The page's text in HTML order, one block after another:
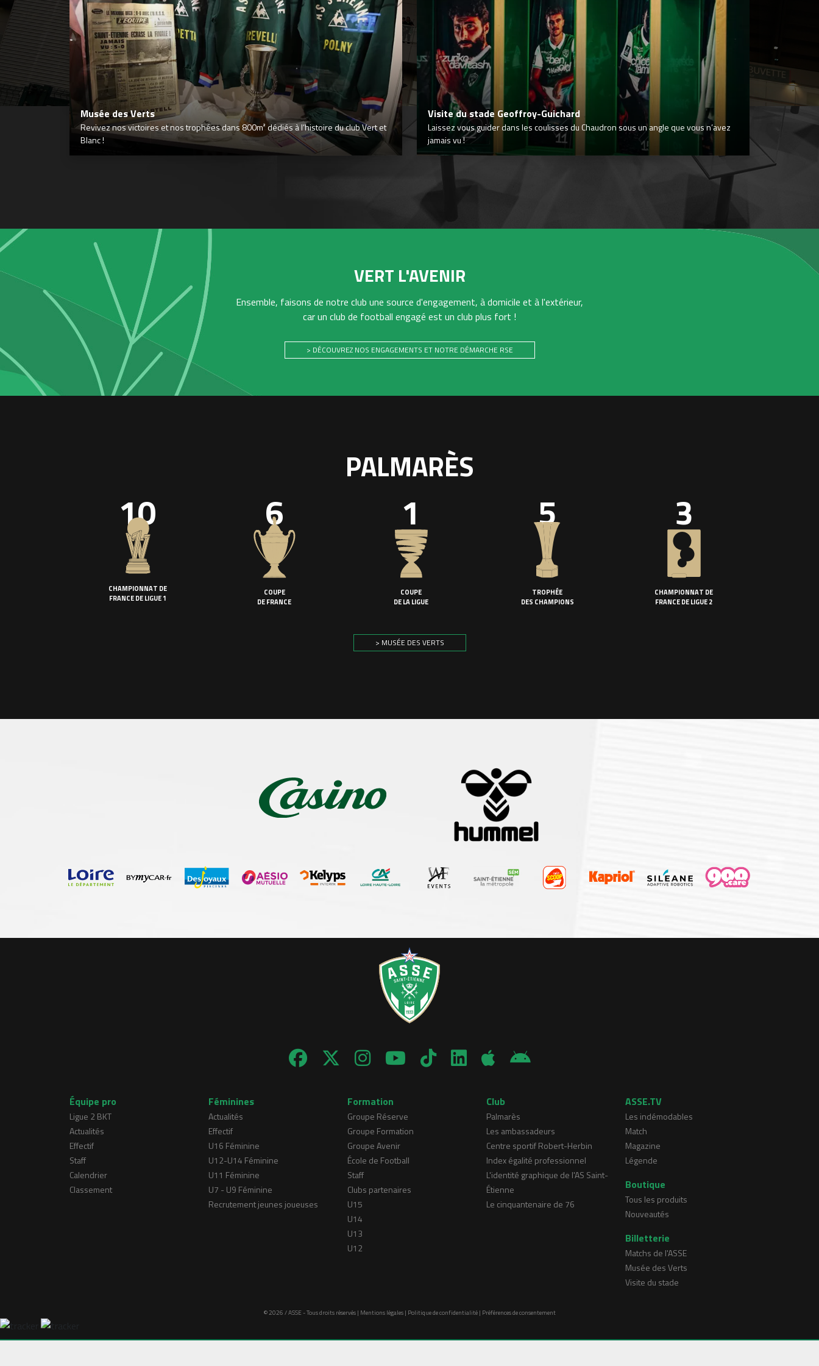
Musée des Verts
Revivez nos victoires et nos trophées dans 800m² dédiés à l’histoire du club Vert et
Blanc !
Visite du stade Geoffroy-Guichard
Laissez vous guider dans les coulisses du Chaudron sous un angle que vous n’avez
jamais vu !
VERT L'AVENIR
Ensemble, faisons de notre club une source d'engagement, à domicile et à l'extérieur,
car un club de football engagé est un club plus fort !
> DÉCOUVREZ NOS ENGAGEMENTS ET NOTRE DÉMARCHE RSE
PALMARÈS
10
CHAMPIONNAT DE
FRANCE DE LIGUE 1
6
COUPE
DE FRANCE
1
COUPE
DE LA LIGUE
5
TROPHÉE
DES CHAMPIONS
3
CHAMPIONNAT DE
FRANCE DE LIGUE 2
> MUSÉE DES VERTS
Équipe pro
Ligue 2 BKT
Actualités
Effectif
Staff
Calendrier
Classement
Féminines
Actualités
Effectif
U16 Féminine
U12-U14 Féminine
U11 Féminine
U7 - U9 Féminine
Recrutement jeunes joueuses
Formation
Groupe Réserve
Groupe Formation
Groupe Avenir
École de Football
Staff
Clubs partenaires
U15
U14
U13
U12
Club
Palmarès
Les ambassadeurs
Centre sportif Robert-Herbin
Index égalité professionnel
L'identité graphique de l'AS Saint-
Étienne
Le cinquantenaire de 76
ASSE.TV
Les indémodables
Match
Magazine
Légende
Boutique
Tous les produits
Nouveautés
Billetterie
Matchs de l'ASSE
Musée des Verts
Visite du stade
© 2026 / ASSE - Tous droits réservés | Mentions légales| Politique de confidentialité| Préférences de consentement